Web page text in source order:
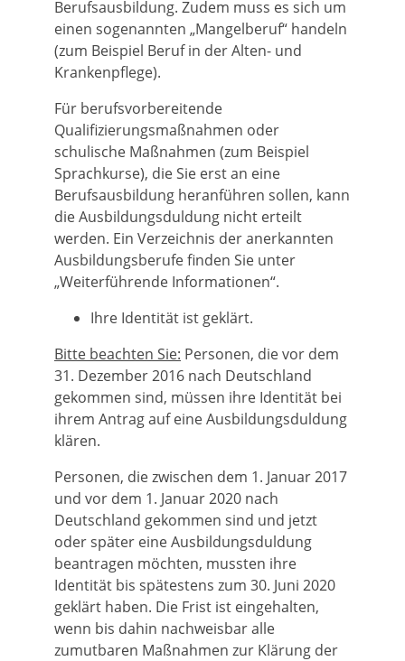
Berufsausbildung. Zudem muss es sich um
einen sogenannten „Mangelberuf“ handeln
(zum Beispiel Beruf in der Alten- und
Krankenpflege).
Für berufsvorbereitende
Qualifizierungsmaßnahmen oder
schulische Maßnahmen (zum Beispiel
Sprachkurse), die Sie erst an eine
Berufsausbildung heranführen sollen, kann
die Ausbildungsduldung nicht erteilt
werden. Ein Verzeichnis der anerkannten
Ausbildungsberufe finden Sie unter
„Weiterführende Informationen“.
Ihre Identität ist geklärt.
Bitte beachten Sie: Personen, die vor dem
31. Dezember 2016 nach Deutschland
gekommen sind, müssen ihre Identität bei
ihrem Antrag auf eine Ausbildungsduldung
klären.
Personen, die zwischen dem 1. Januar 2017
und vor dem 1. Januar 2020 nach
Deutschland gekommen sind und jetzt
oder später eine Ausbildungsduldung
beantragen möchten, mussten ihre
Identität bis spätestens zum 30. Juni 2020
geklärt haben. Die Frist ist eingehalten,
wenn bis dahin nachweisbar alle
zumutbaren Maßnahmen zur Klärung der